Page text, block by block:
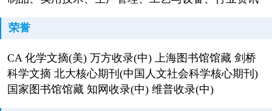
荣誉
CA 化学文摘(美) 万方收录(中) 上海图书馆馆藏 剑桥
科学文摘 北大核心期刊(中国人文社会科学核心期刊)
国家图书馆馆藏 知网收录(中) 维普收录(中)